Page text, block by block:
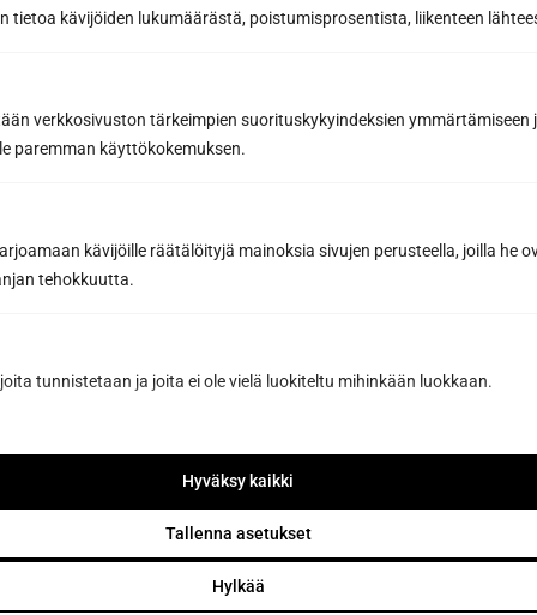
tietoa kävijöiden lukumäärästä, poistumisprosentista, liikenteen
verkkosivuston tärkeimpien suorituskykyindeksien ymmärtämiseen
paremman käyttökokemuksen.
kävijöille räätälöityjä mainoksia sivujen perusteella, joilla he
tehokkuutta.
tunnistetaan ja joita ei ole vielä luokiteltu mihinkään luokkaan.
Hylkää
Tallenna asetukset
Hyväksy kaikki
Tilaa uutiskirje
parhaat vinkit ja niksit onnistuneeseen
saunaremonttiin